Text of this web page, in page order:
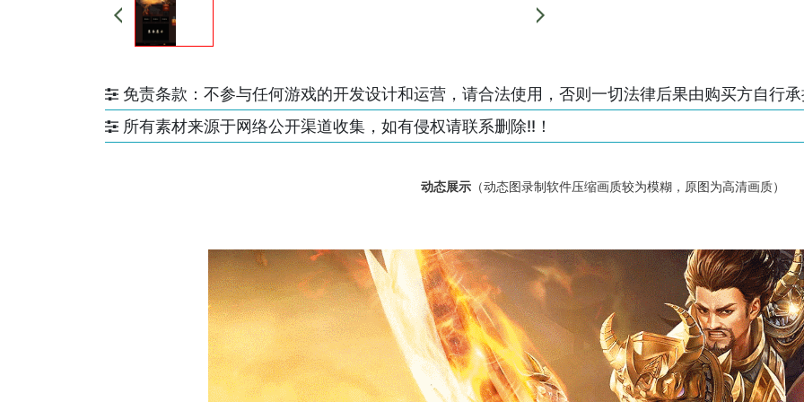
免责条款：不参与任何游戏的开发设计和运营，请合法使用，否则一切法律后果由购买方自行
所有素材来源于网络公开渠道收集，如有侵权请联系删除!!！
动态展示 （动态图录制软件压缩画质较为模糊，原图为高清画质）